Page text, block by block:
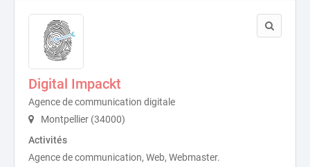
Digital Impackt
Agence de communication digitale
Montpellier (34000)
Activités
Agence de communication, Web, Webmaster.